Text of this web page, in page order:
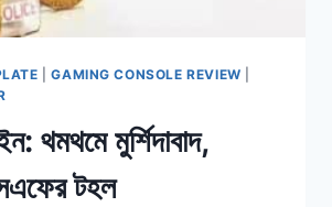
|GAMING CONSOLE REVIEW
থমথমে মুর্শিদাবাদ,
টহল